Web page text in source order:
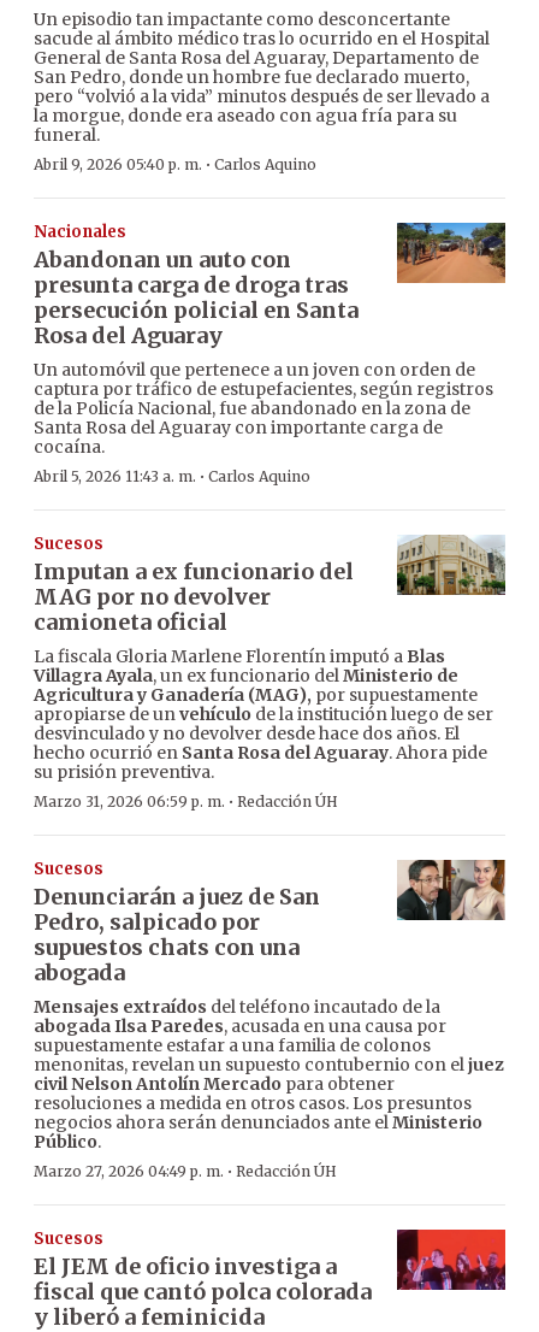
Un episodio tan impactante como desconcertante
sacude al ámbito médico tras lo ocurrido en el Hospital
General de Santa Rosa del Aguaray, Departamento de
San Pedro, donde un hombre fue declarado muerto,
pero “volvió a la vida” minutos después de ser llevado a
la morgue, donde era aseado con agua fría para su
funeral.
Abril 9, 2026 05:40 p. m. · Carlos Aquino
Nacionales
Abandonan un auto con
presunta carga de droga tras
persecución policial en Santa
Rosa del Aguaray
Un automóvil que pertenece a un joven con orden de
captura por tráfico de estupefacientes, según registros
de la Policía Nacional, fue abandonado en la zona de
Santa Rosa del Aguaray con importante carga de
cocaína.
Abril 5, 2026 11:43 a. m. · Carlos Aquino
Sucesos
Imputan a ex funcionario del
MAG por no devolver
camioneta oficial
La fiscala Gloria Marlene Florentín imputó a Blas
Villagra Ayala, un ex funcionario delMinisterio de
Agricultura y Ganadería (MAG), por supuestamente
apropiarse de unvehículo de la institución luego de ser
desvinculado y no devolver desde hace dos años. El
hecho ocurrió en Santa Rosa del Aguaray. Ahora pide
su prisión preventiva.
Marzo 31, 2026 06:59 p. m. · Redacción ÚH
Sucesos
Denunciarán a juez de San
Pedro, salpicado por
supuestos chats con una
abogada
Mensajes extraídos del teléfono incautado de la
abogada Ilsa Paredes, acusada en una causa por
supuestamente estafar a una familia de colonos
menonitas, revelan un supuesto contubernio con eljuez
civil Nelson Antolín Mercado para obtener
resoluciones a medida en otros casos. Los presuntos
negocios ahora serán denunciados ante elMinisterio
Público.
Marzo 27, 2026 04:49 p. m. · Redacción ÚH
Sucesos
El JEM de oficio investiga a
fiscal que cantó polca colorada
y liberó a feminicida